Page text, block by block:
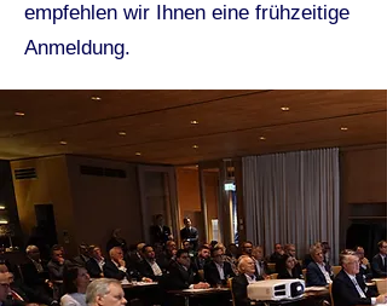
empfehlen wir Ihnen eine frühzeitige
Anmeldung.